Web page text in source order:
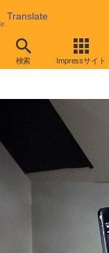
Translate
検索 Impressサイト